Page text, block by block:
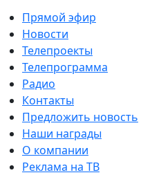
Прямой эфир
Новости
Телепроекты
Телепрограмма
Радио
Контакты
Предложить новость
Наши награды
О компании
Реклама на ТВ